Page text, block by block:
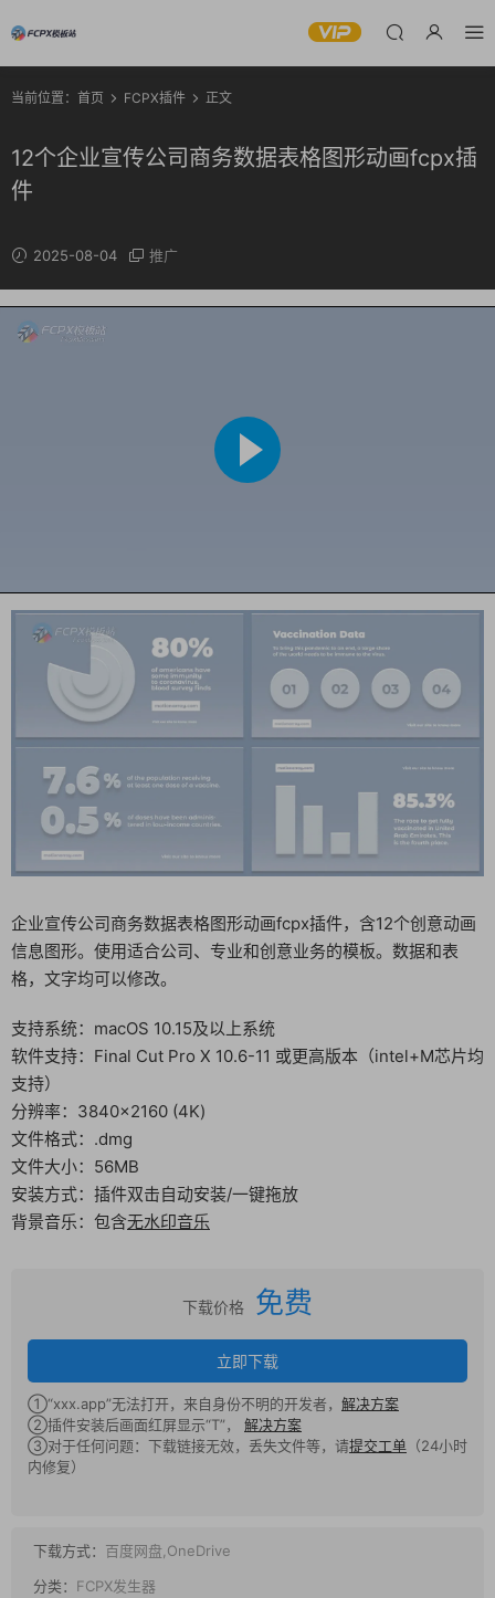
当前位置： 首页 FCPX插件 正文
12个企业宣传公司商务数据表格图形动画fcpx插
件
2025-08-04 推广
企业宣传公司商务数据表格图形动画fcpx插件，含12个创意动画
信息图形。使用适合公司、专业和创意业务的模板。数据和表
格，文字均可以修改。
支持系统：macOS 10.15及以上系统
软件支持：Final Cut Pro X 10.6-11 或更高版本（intel+M芯片均
支持）
分辨率：3840×2160 (4K)
文件格式：.dmg
文件大小：56MB
安装方式：插件双击自动安装/一键拖放
背景音乐：包含无水印音乐
下载价格 免费
立即下载
①“xxx.app”无法打开，来自身份不明的开发者， 解决方案
②插件安装后画面红屏显示“T”， 解决方案
③对于任何问题：下载链接无效，丢失文件等，请提交工单 （24小时
内修复）
下载方式： 百度网盘,OneDrive
分类： FCPX发生器